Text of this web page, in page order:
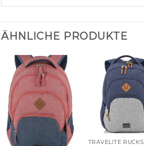
ÄHNLICHE PRODUKTE
TRAVELITE